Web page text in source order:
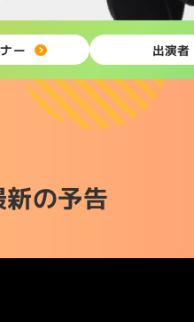
ー 出演者
新の予告